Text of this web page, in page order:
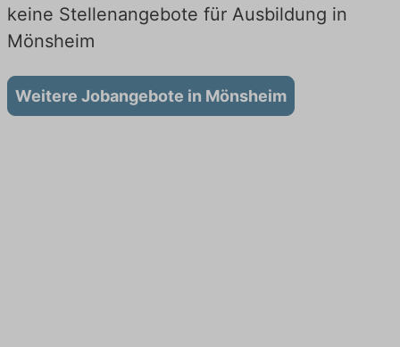
keine Stellenangebote für Ausbildung in
Mönsheim
Weitere Jobangebote in Mönsheim